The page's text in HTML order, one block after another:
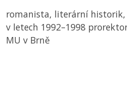
romanista, literární historik,
v letech 1992–1998
MU v Brně